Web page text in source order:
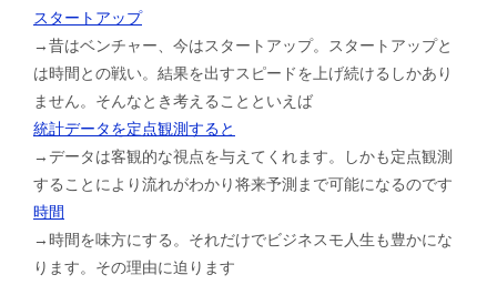
スタートアップ
→昔はベンチャー、今はスタートアップ。スタートアップと
は時間との戦い。結果を出すスピードを上げ続けるしかあり
ません。そんなとき考えることといえば
統計データを定点観測すると
→データは客観的な視点を与えてくれます。しかも定点観測
することにより流れがわかり将来予測まで可能になるのです
時間
→時間を味方にする。それだけでビジネスモ人生も豊かにな
ります。その理由に迫ります